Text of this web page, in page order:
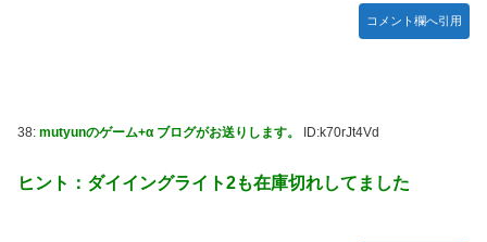
コメント欄へ引用
38: mutyunのゲーム+α ブログがお送りします。 ID:k70rJt4Vd
ヒント：ダイイングライト2も在庫切れしてました